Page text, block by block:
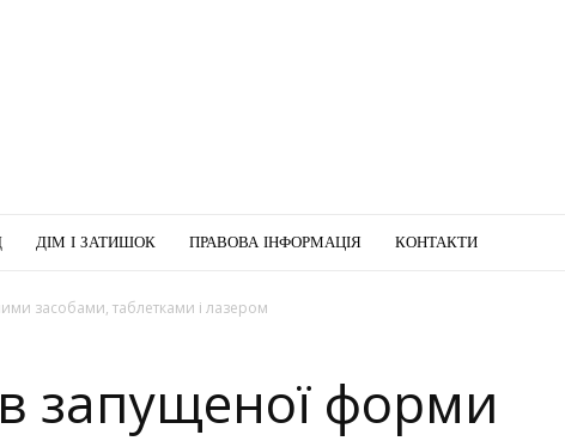
ДІМ І ЗАТИШОК ПРАВОВА ІНФОРМАЦІЯ КОНТАКТИ
засобами, таблетками і лазером
запущеної форми